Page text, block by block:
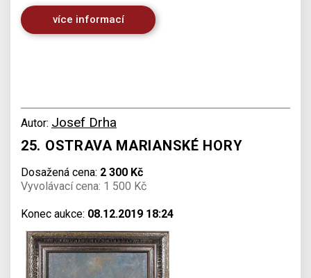
více informací
Autor: Josef Drha
25. OSTRAVA MARIANSKÉ HORY
Dosažená cena: 2 300 Kč
Vyvolávací cena: 1 500 Kč
Konec aukce: 08.12.2019 18:24